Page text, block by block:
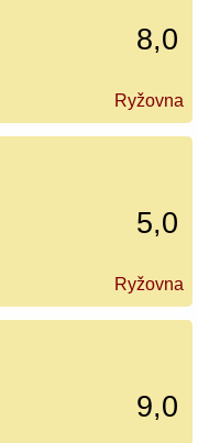
8,0
Ryžovna
5,0
Ryžovna
9,0